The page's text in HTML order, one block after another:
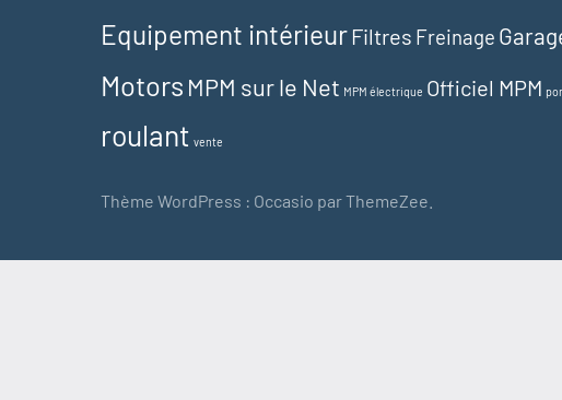
Equipement intérieur Filtres Freinage
Motors MPM sur le Net MPM électrique Officiel MPM
roulant vente
Thème WordPress : Occasio par ThemeZee.